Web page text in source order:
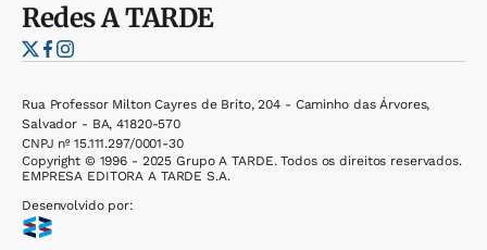
RedesA TARDE
Rua Professor Milton Cayres de Brito, 204 - Caminho das Árvores,
Salvador - BA, 41820-570
CNPJ nº 15.111.297/0001-30
Copyright © 1996 - 2025 Grupo A TARDE. Todos os direitos reservados.
EMPRESA EDITORA A TARDE S.A.
Desenvolvido por: